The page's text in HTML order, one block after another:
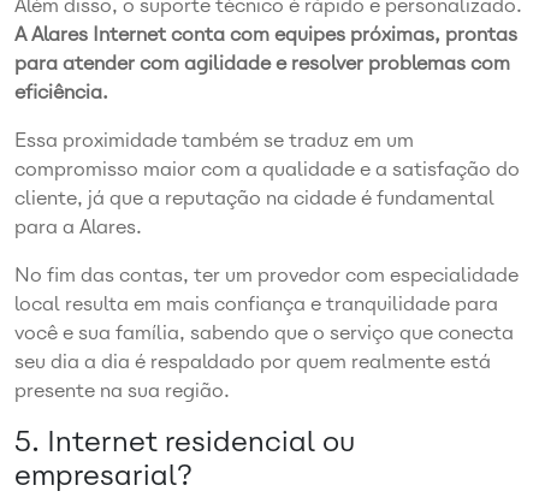
Além disso, o suporte técnico é rápido e personalizado.
A Alares Internet conta com equipes próximas, prontas
para atender com agilidade e resolver problemas com
eficiência.
Essa proximidade também se traduz em um
compromisso maior com a qualidade e a satisfação do
cliente, já que a reputação na cidade é fundamental
para a Alares.
No fim das contas, ter um provedor com especialidade
local resulta em mais confiança e tranquilidade para
você e sua família, sabendo que o serviço que conecta
seu dia a dia é respaldado por quem realmente está
presente na sua região.
5. Internet residencial ou
empresarial?